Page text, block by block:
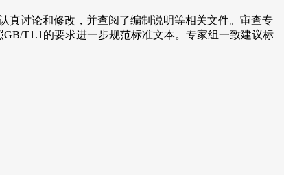
讨论和修改，并查阅了编制说明等相关文件。审查专
T1.1的要求进一步规范标准文本。专家组一致建议标